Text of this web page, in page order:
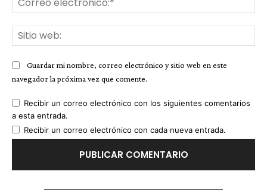
Guardar mi nombre, correo electrónico y sitio web en este
navegador la próxima vez que comente.
Recibir un correo electrónico con los siguientes comentarios
a esta entrada.
Recibir un correo electrónico con cada nueva entrada.